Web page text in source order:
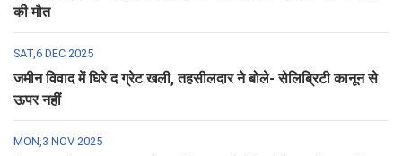
की मौत
SAT,6 DEC 2025
जमीन विवाद में घिरे द ग्रेट खली, तहसीलदार ने बोले- सेलिब्रिटी कानून से
ऊपर नहीं
MON,3 NOV 2025